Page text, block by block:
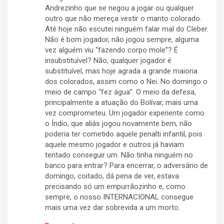
Andrezinho que se negou a jogar ou qualquer
outro que não mereça vestir o manto colorado.
Até hoje não escutei ninguém falar mal do Cleber.
Não é bom jogador, não jogou sempre, alguma
vez alguém viu “fazendo corpo mole”? É
insubstituível? Não, qualquer jogador é
substituível, mas hoje agrada a grande maioria
dos colorados, assim como o Nei. No domingo o
meio de campo “fez água”. O meio da defesa,
principalmente a atuação do Bolívar, mais uma
vez comprometeu. Um jogador experiente como
o Índio, que aliás jogou novamente bem, não
poderia ter cometido aquele penalti infantil, pois
aquele mesmo jogador e outros já haviam
tentado conseguir um. Não tinha ninguém no
banco para entrar? Para encerrar, o adversário de
domingo, coitado, dá pena de ver, estava
precisando só um empurrãozinho e, como
sempre, o nosso INTERNACIONAL consegue
mais uma vez dar sobrevida a um morto.